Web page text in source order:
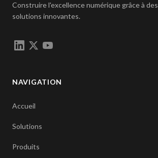
Construire l'excellence numérique grâce à des
solutions innovantes.
NAVIGATION
Accueil
Solutions
Produits